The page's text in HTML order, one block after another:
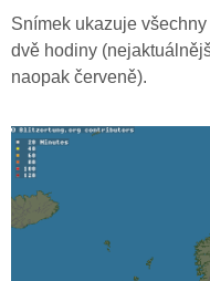
Snímek ukazuje
dvě hodiny
naopak červeně).